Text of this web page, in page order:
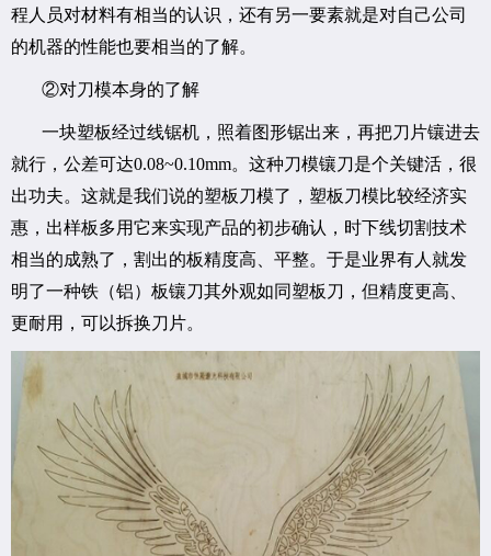
程人员对材料有相当的认识，还有另一要素就是对自己公司
的机器的性能也要相当的了解。
②对刀模本身的了解
一块塑板经过线锯机，照着图形锯出来，再把刀片镶进去
就行，公差可达0.08~0.10mm。这种刀模镶刀是个关键活，很
出功夫。这就是我们说的塑板刀模了，塑板刀模比较经济实
惠，出样板多用它来实现产品的初步确认，时下线切割技术
相当的成熟了，割出的板精度高、平整。于是业界有人就发
明了一种铁（铝）板镶刀其外观如同塑板刀，但精度更高、
更耐用，可以拆换刀片。